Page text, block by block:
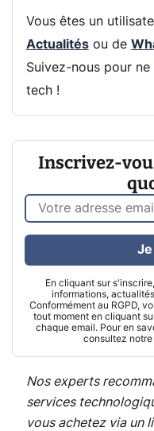
Vous êtes un
Actualitésou de
Suivez-nous pour
tech !
Inscrivez-
En cliquant sur
informations,
Conformément au RGPD,
tout moment en cliquant
chaque email. Pour en
consultez notre
Nos experts
services
vous achetez via un